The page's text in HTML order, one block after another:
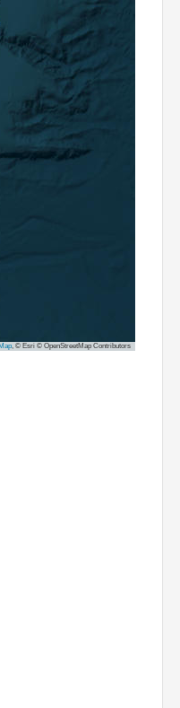
, © Esri © OpenStreetMap Contributors